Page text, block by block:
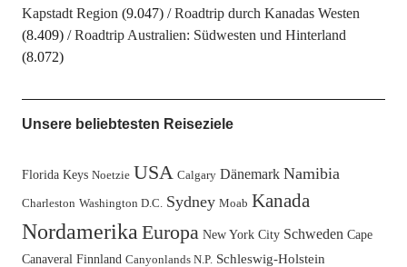
Kapstadt Region (9.047)
Roadtrip durch Kanadas Westen
(8.409)
Roadtrip Australien: Südwesten und Hinterland
(8.072)
Unsere beliebtesten Reiseziele
Florida Keys Noetzie USA Calgary Dänemark Namibia
Charleston Washington D.C. Sydney Moab Kanada
Nordamerika Europa New York City Schweden Cape
Canaveral Finnland Canyonlands N.P. Schleswig-Holstein